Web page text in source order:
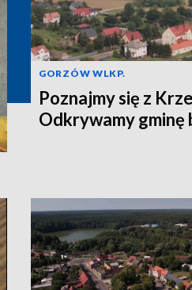
GORZÓW WLKP.
Poznajmy się z
Odkrywamy gminę